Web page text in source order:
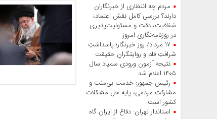
مردم چه انتظاری از خبرنگاران
دارند؟ بررسی کامل نقش اعتماد،
شفافیت، دقت و مسئولیت‌پذیری
در روزنامه‌نگاری امروز
۱۷ مرداد/ روز خبرنگار؛ پاسداشتِ
شرافتِ قلم و روایتگرانِ حقیقت
نتیجه آزمون ورودی سمپاد سال
۱۴۰۵ اعلام شد
رئیس جمهور: خدمت بی‌منت و
مشارکت مردمی، پایه حل مشکلات
کشور است
استاندار تهران: دفاع از ایران گاه